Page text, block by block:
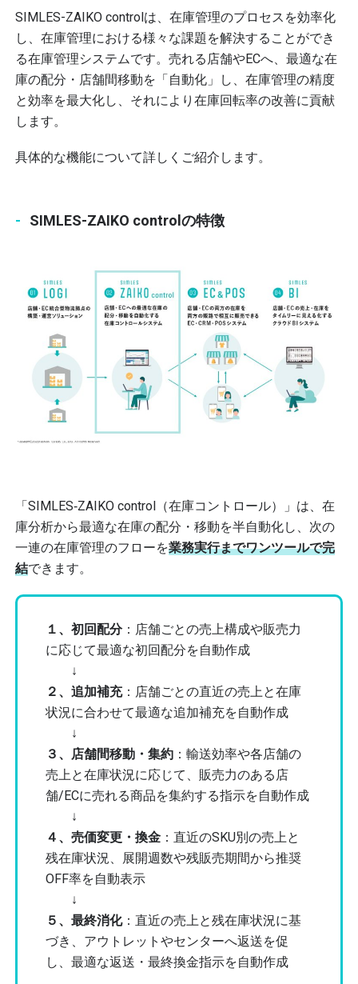
SIMLES-ZAIKO controlは、在庫管理のプロセスを効率化
し、在庫管理における様々な課題を解決することができ
る在庫管理システムです。売れる店舗やECへ、最適な在
庫の配分・店舗間移動を「自動化」し、在庫管理の精度
と効率を最大化し、それにより在庫回転率の改善に貢献
します。
具体的な機能について詳しくご紹介します。
SIMLES-ZAIKO controlの特徴
「SIMLES‐ZAIKO control（在庫コントロール）」は、在
庫分析から最適な在庫の配分・移動を半自動化し、次の
一連の在庫管理のフローを業務実行までワンツールで完
結できます。
１、初回配分：店舗ごとの売上構成や販売力
に応じて最適な初回配分を自動作成
↓
２、追加補充：店舗ごとの直近の売上と在庫
状況に合わせて最適な追加補充を自動作成
↓
３、店舗間移動・集約 ：輸送効率や各店舗の
売上と在庫状況に応じて、販売力のある店
舗/ECに売れる商品を集約する指示を自動作成
↓
４、売価変更・換金 ：直近のSKU別の売上と
残在庫状況、展開週数や残販売期間から推奨
OFF率を自動表示
↓
５、最終消化：直近の売上と残在庫状況に基
づき、アウトレットやセンターへ返送を促
し、最適な返送・最終換金指示を自動作成